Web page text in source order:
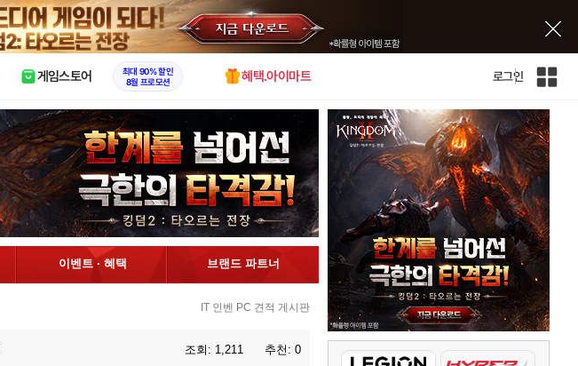
X
게임스토어
최대 90% 할인
8월 프로모션
혜택.아이마트 로그인
인
전
체
사
이
트
맵
이벤트 · 혜택 브랜드 파트너
IT 인벤 PC 견적 게시판
조회: 1,211 추천: 0